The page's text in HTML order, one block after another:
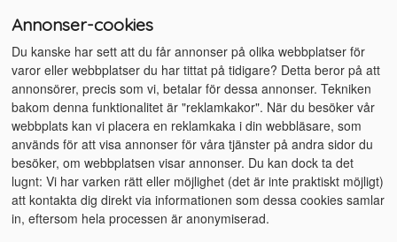
Annonser-cookies
Du kanske har sett att du får annonser på olika webbplatser för
varor eller webbplatser du har tittat på tidigare? Detta beror på att
annonsörer, precis som vi, betalar för dessa annonser. Tekniken
bakom denna funktionalitet är "reklamkakor". När du besöker vår
webbplats kan vi placera en reklamkaka i din webbläsare, som
används för att visa annonser för våra tjänster på andra sidor du
besöker, om webbplatsen visar annonser. Du kan dock ta det
lugnt: Vi har varken rätt eller möjlighet (det är inte praktiskt möjligt)
att kontakta dig direkt via informationen som dessa cookies samlar
in, eftersom hela processen är anonymiserad.